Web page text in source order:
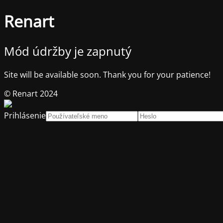
Renart
Mód údržby je zapnutý
Site will be available soon. Thank you for your patience!
© Renart 2024
Prihlásenie